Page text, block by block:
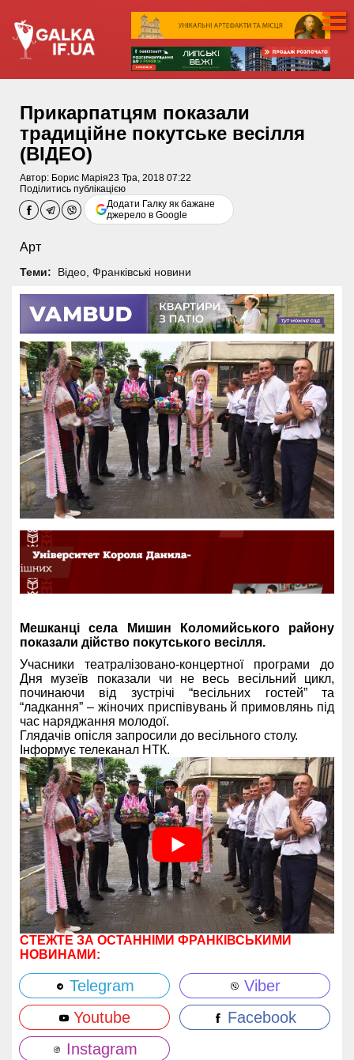
Прикарпатцям показали
традиційне покутське весілля
(ВІДЕО)
Автор: Борис Марія23 Тра, 2018 07:22
Поділитись публікацією
Додати Галку як бажане
джерело в Google
Арт
Теми: Відео, Франківські новини
Мешканці села Мишин Коломийського району
показали дійство покутського весілля.
Учасники театралізовано-концертної програми до
Дня музеїв показали чи не весь весільний цикл,
починаючи від зустрічі “весільних гостей” та
“ладкання” – жіночих приспівувань й примовлянь під
час наряджання молодої.
Глядачів опісля запросили до весільного столу.
Інформує телеканал НТК.
СТЕЖТЕ ЗА ОСТАННІМИ ФРАНКІВСЬКИМИ
НОВИНАМИ:
Telegram
Viber
Youtube
Facebook
Instagram